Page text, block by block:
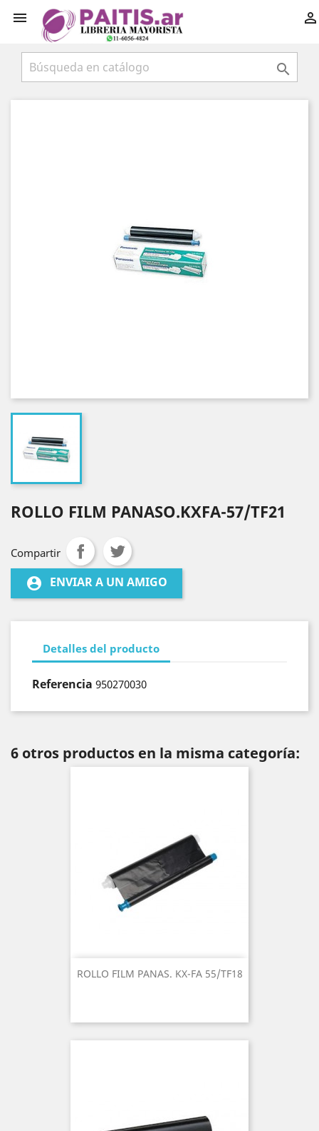
 

ROLLO FILM PANASO.KXFA-57/TF21
Compartir
account_circle ENVIAR A UN AMIGO
Detalles del producto
Referencia 950270030
6 otros productos en la misma categoría:
ROLLO FILM PANAS. KX-FA 55/TF18